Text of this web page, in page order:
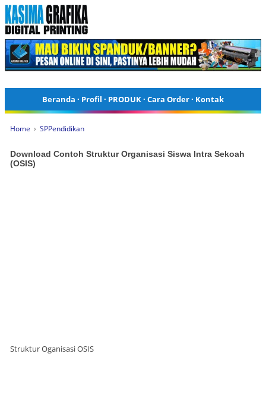
Beranda · Profil · PRODUK· Cara Order· Kontak
Home › SPPendidikan
Download Contoh Struktur Organisasi Siswa Intra Sekoah
(OSIS)
Struktur Oganisasi OSIS